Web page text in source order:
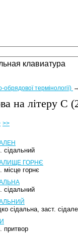
термінології)
на лiтеру С
>>
сідальний
ГОРНЄ
місце горнє
сідальний
сідальна, заст.
притвор